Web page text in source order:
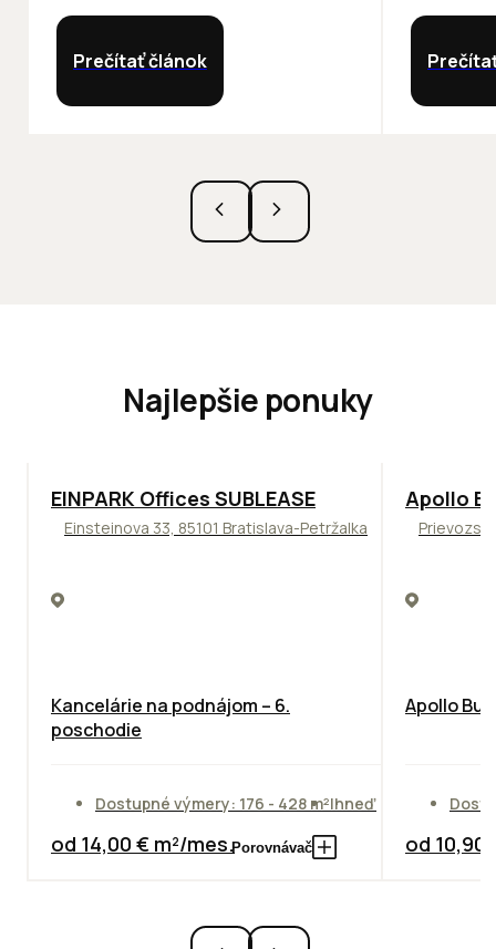
Prečítať článok
Najlepšie ponuky
TOP ODPORÚČAME
EINPARK Offices SUBLEASE
Einsteinova 33, 85101 Bratislava-Petržalka
Kancelárie na podnájom – 6.
poschodie
Dostupné výmery: 176 - 428 m²Ihneď
od 14,00 € m²/mes.Porovnávač
TOP
Apollo
Apollo
od 10,90